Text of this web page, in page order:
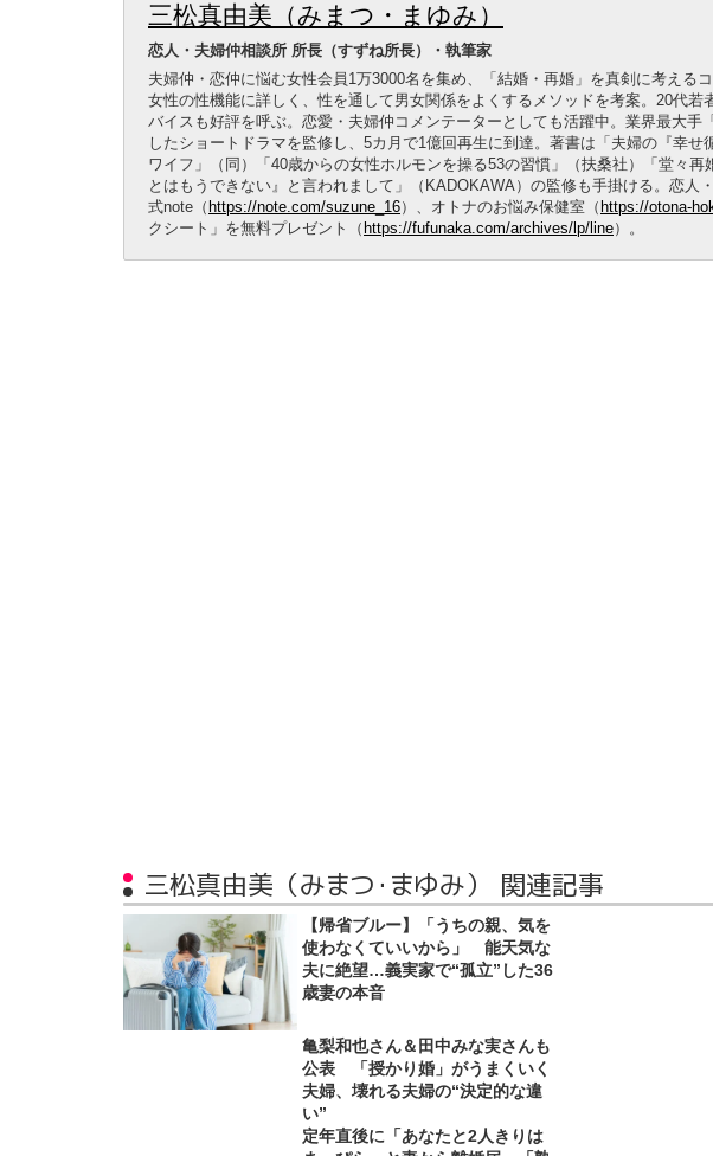
三松真由美（みまつ・まゆみ）
恋人・夫婦仲相談所 所長（すずね所長）・執筆家
夫婦仲・恋仲に悩む女性会員1万3000名を集め、「結婚・再婚」を真剣に考える
女性の性機能に詳しく、性を通して男女関係をよくするメソッドを考案。20代
バイスも好評を呼ぶ。恋愛・夫婦仲コメンテーターとしても活躍中。業界最大手
したショートドラマを監修し、5カ月で1億回再生に到達。著書は「夫婦の『幸
ワイフ」（同）「40歳からの女性ホルモンを操る53の習慣」（扶桑社）「堂々
とはもうできない』と言われまして」（KADOKAWA）の監修も手掛ける。恋人
式note（ https://note.com/suzune_16）、オトナのお悩み保健室（ https://otona-
クシート」を無料プレゼント（ https://fufunaka.com/archives/lp/line）。
三松真由美（みまつ・まゆみ） 関連記事
【帰省ブルー】「うちの親、気を
使わなくていいから」 能天気な
夫に絶望…義実家で“孤立”した36
歳妻の本音
亀梨和也さん＆田中みな実さんも
公表 「授かり婚」がうまくいく
夫婦、壊れる夫婦の“決定的な違
い”
定年直後に「あなたと2人きりは